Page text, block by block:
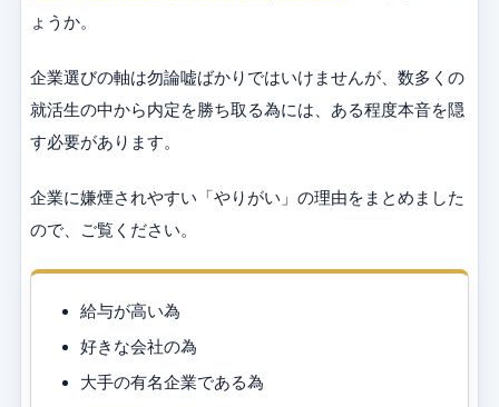
ょうか。
企業選びの軸は勿論嘘ばかりではいけませんが、数多くの
就活生の中から内定を勝ち取る為には、ある程度本音を隠
す必要があります。
企業に嫌煙されやすい「やりがい」の理由をまとめました
ので、ご覧ください。
給与が高い為
好きな会社の為
大手の有名企業である為